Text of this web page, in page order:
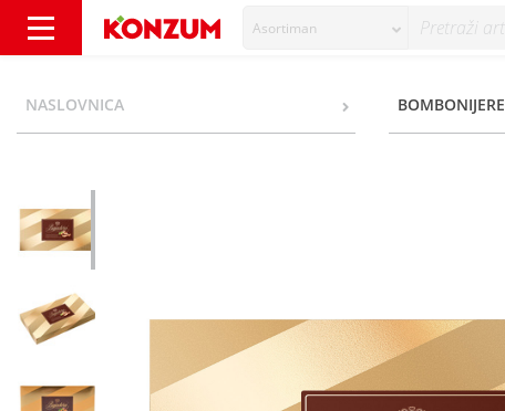
Asortiman
NASLOVNICA BOMBONIJERE